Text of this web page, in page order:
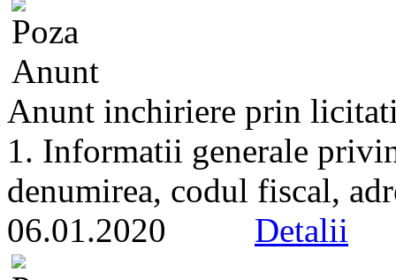
Anunt inchiriere prin
1. Informatii generale
denumirea, codul fiscal,
06.01.2020 Detalii